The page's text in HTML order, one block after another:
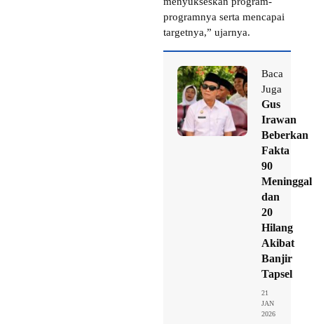
programnya serta mencapai
targetnya,” ujarnya.
Baca
Juga
Gus
Irawan
Beberkan
Fakta
90
Meninggal
dan
20
Hilang
Akibat
Banjir
Tapsel
21
JAN
2026